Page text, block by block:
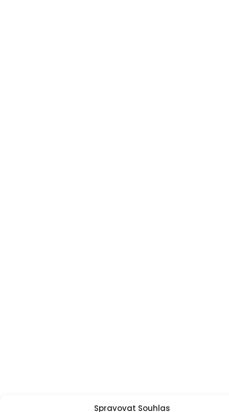
Spravovat Souhlas